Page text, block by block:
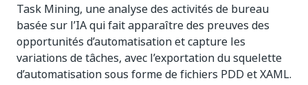
Task Mining, une analyse des activités de bureau
basée sur l’IA qui fait apparaître des preuves des
opportunités d’automatisation et capture les
variations de tâches, avec l’exportation du squelette
d’automatisation sous forme de fichiers PDD et XAML.